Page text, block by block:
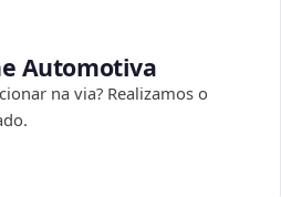
Automotiva
na via? Realizamos o